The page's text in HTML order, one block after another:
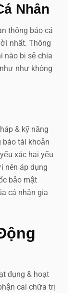
Nhân
thông báo cá
nhất. Thông
nào bị sẻ chia
như không
& kỹ năng
báo tài khoản
xác hai yếu
nên áp dụng
bảo mật
cá nhân gia
đụng & hoạt
cai chữa trị